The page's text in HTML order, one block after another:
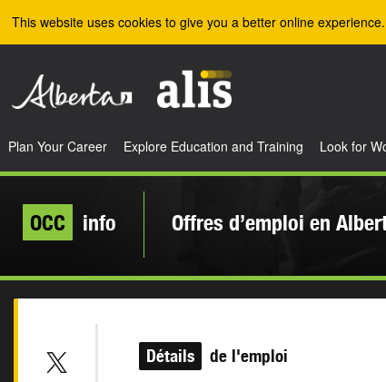
This website uses cookies to give you a better online
Plan Your Career Explore Education and Training Look for
OCC info Offres d’emploi en
Détails de l'emploi